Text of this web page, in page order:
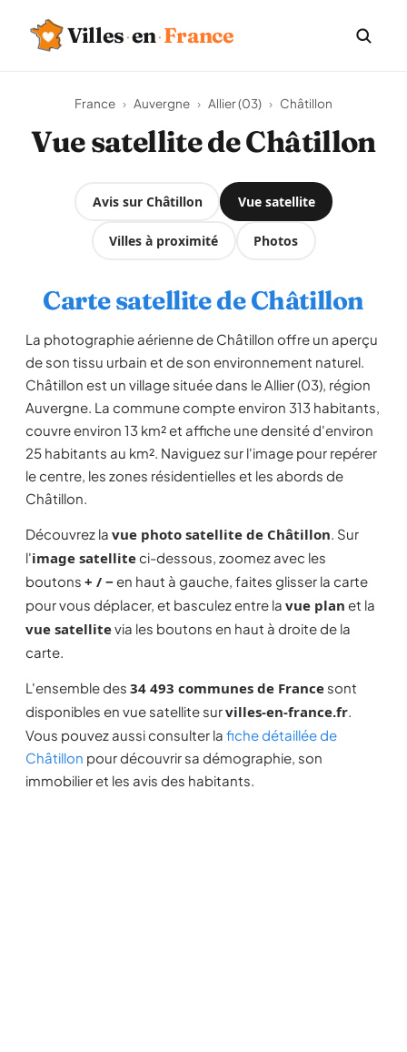
Villes·en·France
France › Auvergne › Allier (03) › Châtillon
Vue satellite de Châtillon
Avis sur Châtillon Vue satellite
Villes à proximité Photos
Carte satellite de Châtillon
La photographie aérienne de Châtillon offre un aperçu
de son tissu urbain et de son environnement naturel.
Châtillon est un village située dans le Allier (03), région
Auvergne. La commune compte environ 313 habitants,
couvre environ 13 km² et affiche une densité d'environ
25 habitants au km². Naviguez sur l'image pour repérer
le centre, les zones résidentielles et les abords de
Châtillon.
Découvrez la vue photo satellite de Châtillon. Sur
l'image satelliteci-dessous, zoomez avec les
boutons + / −en haut à gauche, faites glisser la carte
pour vous déplacer, et basculez entre la vue plan et la
vue satellitevia les boutons en haut à droite de la
carte.
L'ensemble des 34 493 communes de France sont
disponibles en vue satellite survilles-en-france.fr.
Vous pouvez aussi consulter la fiche détaillée de
Châtillon pour découvrir sa démographie, son
immobilier et les avis des habitants.